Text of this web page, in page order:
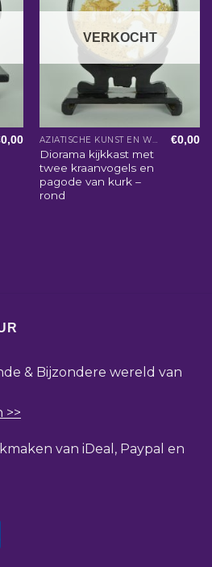
0,00
VERKOCHT
AZIATISCHE KUNST EN WOONACCESSOIRES
Diorama kijkkast met
twee kraanvogels en
pagode van kurk –
rond
€0,00
& Bijzondere wereld van
>>
van iDeal, Paypal en